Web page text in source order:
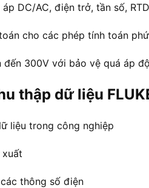
DC/AC, điện trở, tần số,
cho các phép tính toán
300V với bảo vệ quá áp
thập dữ liệu
liệu trong công nghiệp
xuất
thông số điện